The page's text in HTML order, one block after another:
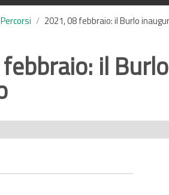
Percorsi 2021, 08 febbraio: il Burlo
il